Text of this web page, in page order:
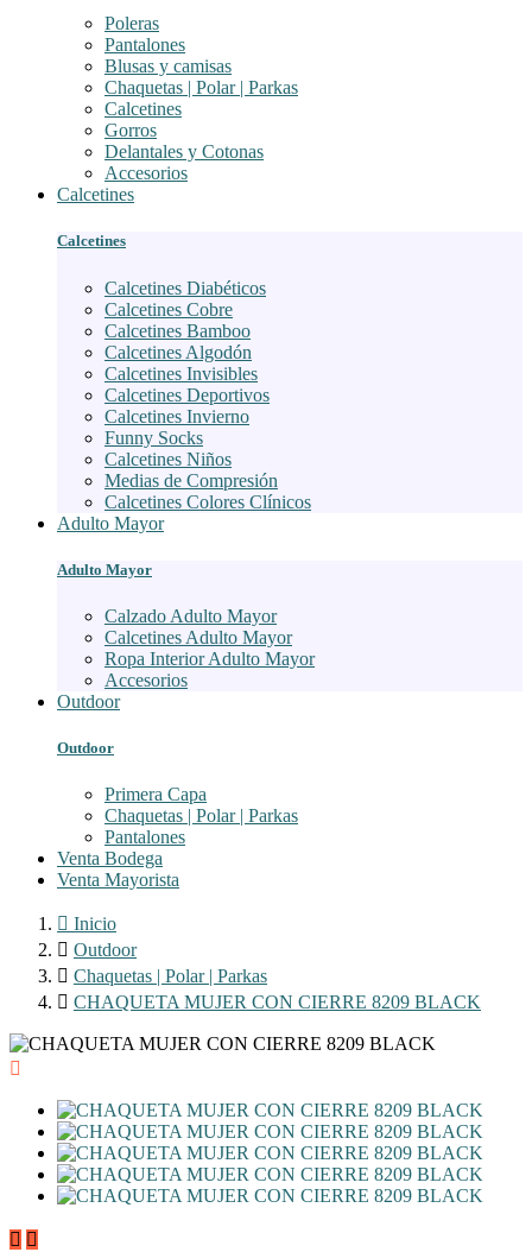
Poleras
Pantalones
Blusas y camisas
Chaquetas | Polar | Parkas
Calcetines
Gorros
Delantales y Cotonas
Accesorios
Calcetines
Calcetines
Calcetines Diabéticos
Calcetines Cobre
Calcetines Bamboo
Calcetines Algodón
Calcetines Invisibles
Calcetines Deportivos
Calcetines Invierno
Funny Socks
Calcetines Niños
Medias de Compresión
Calcetines Colores Clínicos
Adulto Mayor
Adulto Mayor
Calzado Adulto Mayor
Calcetines Adulto Mayor
Ropa Interior Adulto Mayor
Accesorios
Outdoor
Outdoor
Primera Capa
Chaquetas | Polar | Parkas
Pantalones
Venta Bodega
Venta Mayorista
 Inicio
 Outdoor
 Chaquetas | Polar | Parkas
 CHAQUETA MUJER CON CIERRE 8209 BLACK

 